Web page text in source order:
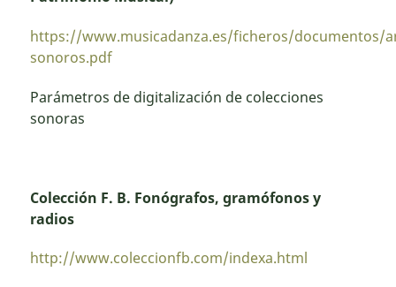
https://www.musicadanza.es/ficheros/documentos/
sonoros.pdf
Parámetros de digitalización de colecciones
sonoras
Colección F. B. Fonógrafos, gramófonos y
radios
http://www.coleccionfb.com/indexa.html